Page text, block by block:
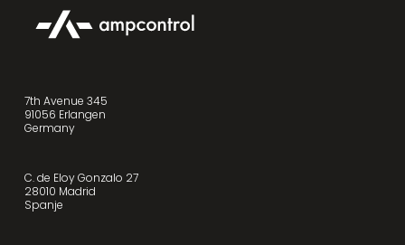
7th Avenue 345
91056 Erlangen
Germany
C. de Eloy Gonzalo 27
28010 Madrid
Spanje